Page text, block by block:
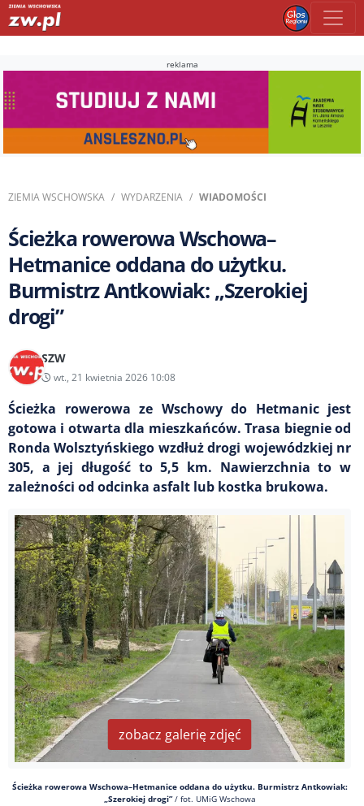
reklama
ZIEMIA WSCHOWSKA WYDARZENIA WIADOMOŚCI
Ścieżka rowerowa Wschowa–
Hetmanice oddana do użytku.
Burmistrz Antkowiak: „Szerokiej
drogi”
SZW
wt., 21 kwietnia 2026 10:08
Ścieżka rowerowa ze Wschowy do Hetmanic jest
gotowa i otwarta dla mieszkańców. Trasa biegnie od
Ronda Wolsztyńskiego wzdłuż drogi wojewódzkiej nr
305, a jej długość to 5,5 km. Nawierzchnia to w
zależności od odcinka asfalt lub kostka brukowa.
zobacz galerię zdjęć
Ścieżka rowerowa Wschowa–Hetmanice oddana do użytku. Burmistrz Antkowiak:
„Szerokiej drogi”/ fot. UMiG Wschowa